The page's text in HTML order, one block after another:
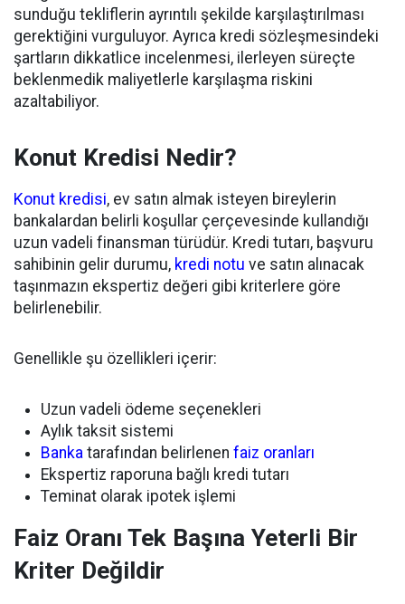
sunduğu tekliflerin ayrıntılı şekilde karşılaştırılması
gerektiğini vurguluyor. Ayrıca kredi sözleşmesindeki
şartların dikkatlice incelenmesi, ilerleyen süreçte
beklenmedik maliyetlerle karşılaşma riskini
azaltabiliyor.
Konut Kredisi Nedir?
Konut kredisi, ev satın almak isteyen bireylerin
bankalardan belirli koşullar çerçevesinde kullandığı
uzun vadeli finansman türüdür. Kredi tutarı, başvuru
sahibinin gelir durumu, kredi notu ve satın alınacak
taşınmazın ekspertiz değeri gibi kriterlere göre
belirlenebilir.
Genellikle şu özellikleri içerir:
Uzun vadeli ödeme seçenekleri
Aylık taksit sistemi
Banka tarafından belirlenen faiz oranları
Ekspertiz raporuna bağlı kredi tutarı
Teminat olarak ipotek işlemi
Faiz Oranı Tek Başına Yeterli Bir
Kriter Değildir